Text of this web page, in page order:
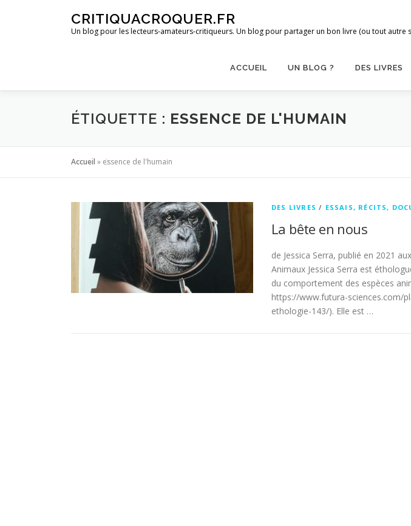
CRITIQUACROQUER.FR
Un blog pour les lecteurs-amateurs-critiqueurs. Un blog pour partager un bon livre (ou tout
ACCUEIL UN BLOG ? DES LIVRES
ÉTIQUETTE : ESSENCE DE L'HUMAIN
Accueil » essence de l'humain
DES LIVRES / ESSAIS, RÉCITS,
La bête en nous
de Jessica Serra, publié en 2021
Animaux Jessica Serra est
du comportement des espèces
https://www.futura-sciences.com/
ethologie-143/). Elle est …